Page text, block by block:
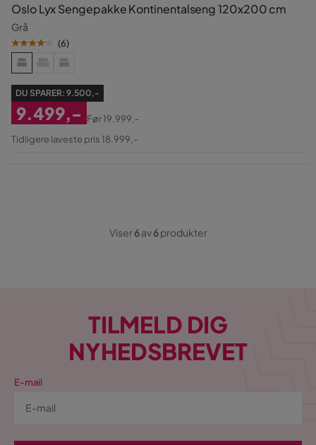
Oslo Lyx Sengepakke Kontinentalseng 120x200 cm
Grå
(6)
DU SPARER: 9.500,-
Nedsat
9.499,-
Original
Før19.999,-
Tidligere laveste pris 18.999,-
Viser6av6produkter
TILMELD DIG
NYHEDSBREVET
E-mail